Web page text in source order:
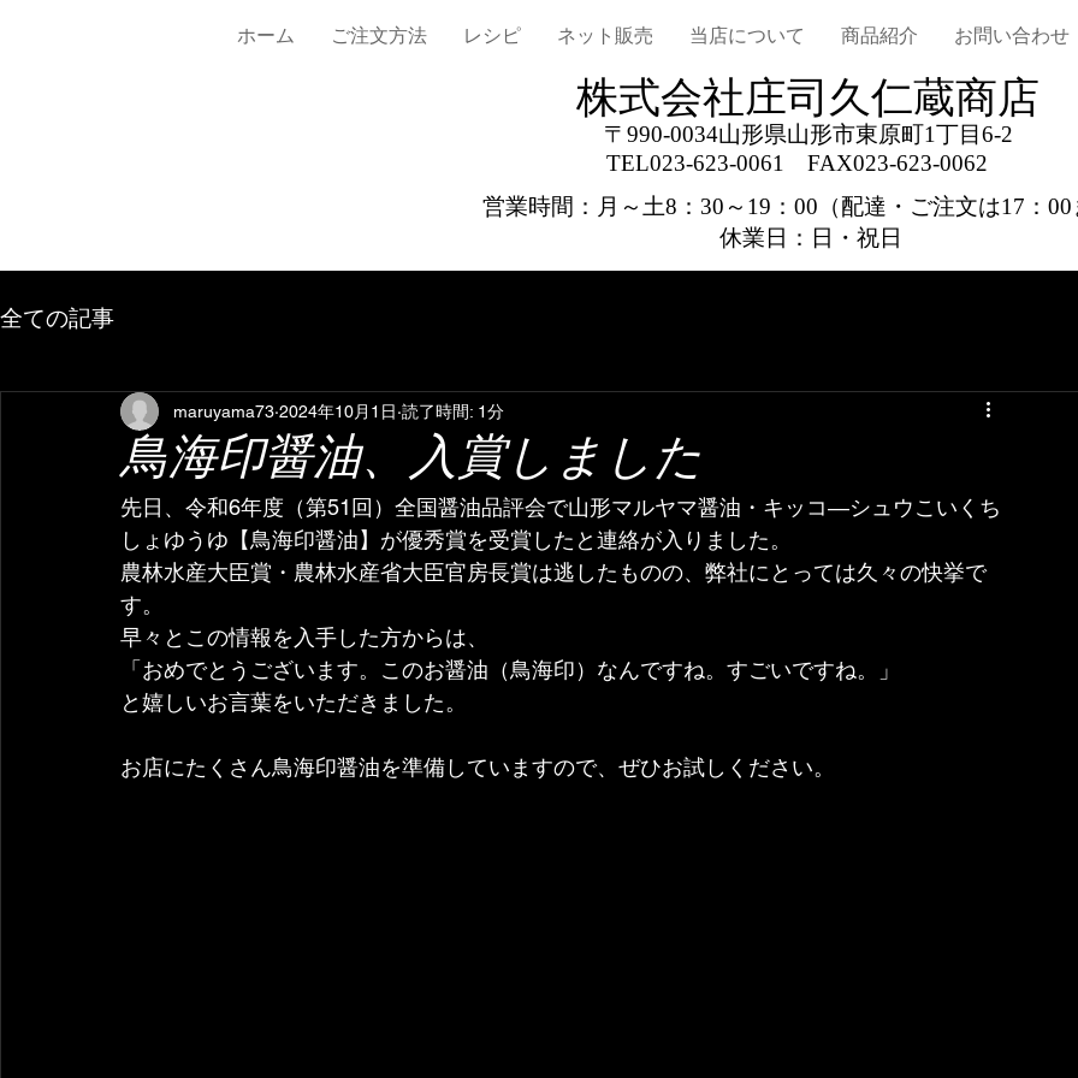
ホーム ご注文方法 レシピ ネット販売 当店について 商品紹介 お問い合わせ
株式会社庄司久仁蔵商店
〒990-0034山形県山形市東原町1丁目6-2
TEL023-623-0061 FAX023-623-0062
営業時間：月～土8：30～19：00 （配達・ご注文は17：00
休業日：日・祝日
全ての記事
鳥海印醤油、入賞しました
maruyama73 2024年10月1日 読了時間: 1分
先日、令和6年度（第51回）全国醤油品評会で山形マルヤマ醤油・キッコ―シュウこいくち
しょゆうゆ【鳥海印醤油】が優秀賞を受賞したと連絡が入りました。
農林水産大臣賞・農林水産省大臣官房長賞は逃したものの、弊社にとっては久々の快挙で
す。
早々とこの情報を入手した方からは、
「おめでとうございます。このお醤油（鳥海印）なんですね。すごいですね。」
と嬉しいお言葉をいただきました。
お店にたくさん鳥海印醤油を準備していますので、ぜひお試しください。